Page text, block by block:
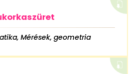
Mérések, geometria